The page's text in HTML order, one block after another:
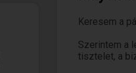
Keresem a
Szerintem a
tisztelet, a